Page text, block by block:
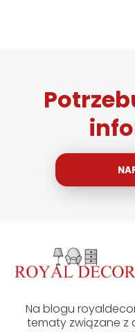
Na blogu
tematy związane z